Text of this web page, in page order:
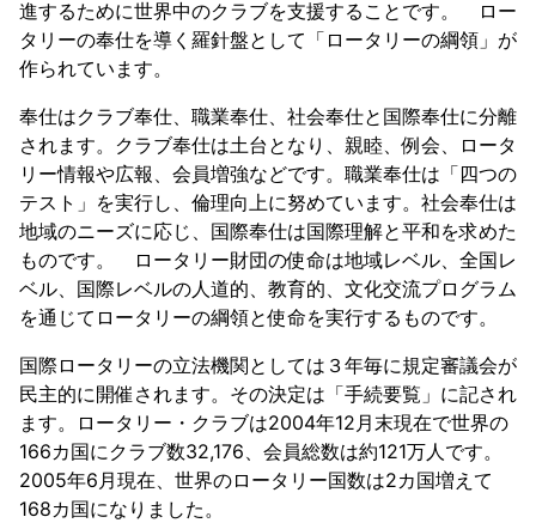
進するために世界中のクラブを支援することです。 ロー
タリーの奉仕を導く羅針盤として「ロータリーの綱領」が
作られています。
奉仕はクラブ奉仕、職業奉仕、社会奉仕と国際奉仕に分離
されます。クラブ奉仕は土台となり、親睦、例会、ロータ
リー情報や広報、会員増強などです。職業奉仕は「四つの
テスト」を実行し、倫理向上に努めています。社会奉仕は
地域のニーズに応じ、国際奉仕は国際理解と平和を求めた
ものです。 ロータリー財団の使命は地域レベル、全国レ
ベル、国際レベルの人道的、教育的、文化交流プログラム
を通じてロータリーの綱領と使命を実行するものです。
国際ロータリーの立法機関としては３年毎に規定審議会が
民主的に開催されます。その決定は「手続要覧」に記され
ます。ロータリー・クラブは2004年12月末現在で世界の
166カ国にクラブ数32,176、会員総数は約121万人です。
2005年6月現在、世界のロータリー国数は2カ国増えて
168カ国になりました。